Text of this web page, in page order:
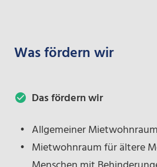
Was fördern wir
Das fördern wir
Allgemeiner Mietwohnraum
Mietwohnraum für ältere